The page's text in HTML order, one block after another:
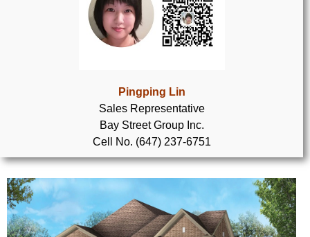
旺市楼花项目
实用链接
加拿大房地产网站
大多伦多教育网站
Pingping Lin
Sales Representative
Bay Street Group Inc.
Cell No. (647) 237-6751